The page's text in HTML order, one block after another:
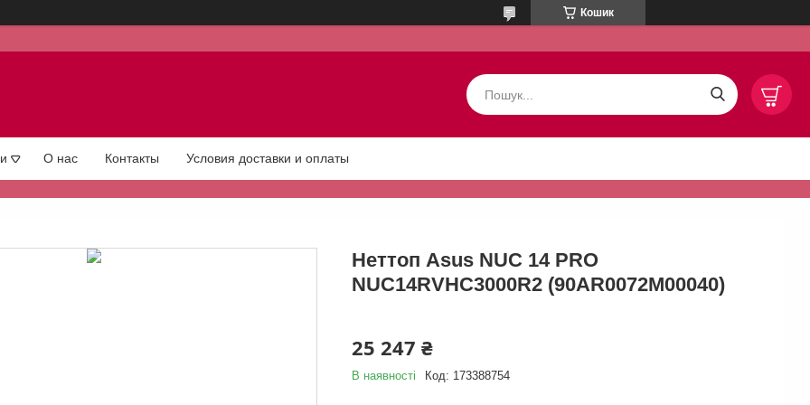
Кошик
О нас Контакты Условия доставки и оплаты
Неттоп Asus NUC 14 PRO
NUC14RVHC3000R2 (90AR0072M00040)
25 247 ₴
В наявності Код: 173388754